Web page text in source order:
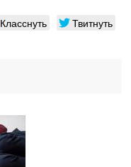
Класснуть Твитнуть